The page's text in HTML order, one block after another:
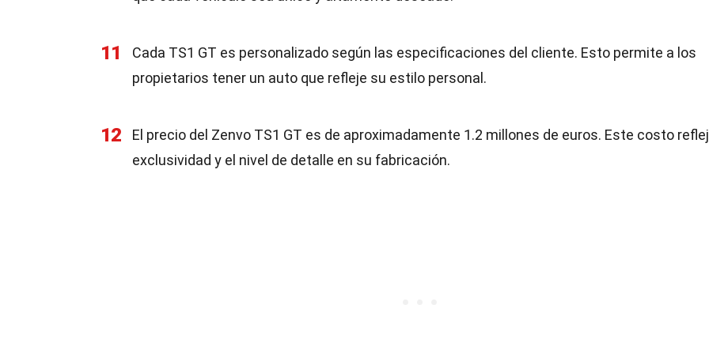
11
Cada TS1 GT es personalizado según las especificaciones del cliente. Esto permite a los
propietarios tener un auto que refleje su estilo personal.
12
El precio del Zenvo TS1 GT es de aproximadamente 1.2 millones de euros. Este costo
exclusividad y el nivel de detalle en su fabricación.